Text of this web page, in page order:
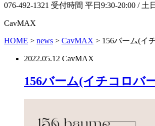
076-492-1321 受付時間 平日9:30-20:00 /
CavMAX
HOME > news > CavMAX > 156バーム(イ
2022.05.12 CavMAX
156バーム(イチコロバ